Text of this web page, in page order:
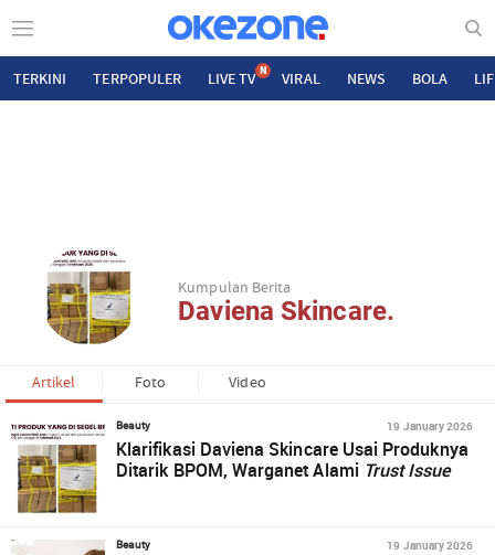
TERKINI TERPOPULER LIVE TV N VIRAL NEWS BOLA
Kumpulan Berita
Daviena Skincare.
Artikel Foto Video
Beauty 19 January 2026
Klarifikasi Daviena Skincare Usai Produknya
Ditarik BPOM, Warganet Alami Trust Issue
Beauty 19 January 2026